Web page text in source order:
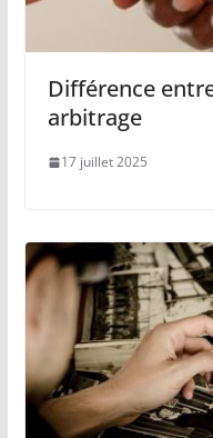
Différence
arbitrage
17 juillet 2025